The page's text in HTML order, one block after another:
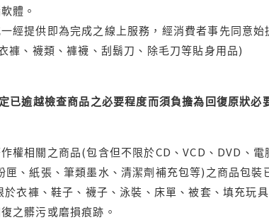
體。
經提供即為完成之線上服務，經消費者事先同意
褲、襪類、褲襪、刮鬍刀、除毛刀等貼身用品)
已逾越檢查商品之必要程度而須負擔為回復原狀
權相關之商品(包含但不限於CD、VCD、DVD、
、紙張、筆類墨水、清潔劑補充包等)之商品包
衣褲、鞋子、襪子、泳裝、床單、被套、填充玩
之髒污或磨損痕跡。